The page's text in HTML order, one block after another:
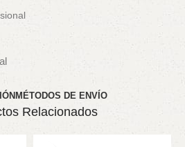
MÉTODOS DE ENVÍO
Relacionados